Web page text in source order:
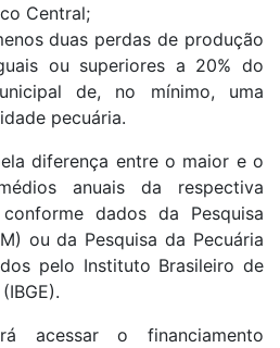
Central;
duas perdas de produção
ou superiores a 20% do
de, no mínimo, uma
pecuária.
diferença entre o maior e o
anuais da respectiva
dados da Pesquisa
ou da Pesquisa da Pecuária
pelo Instituto Brasileiro de
acessar o financiamento